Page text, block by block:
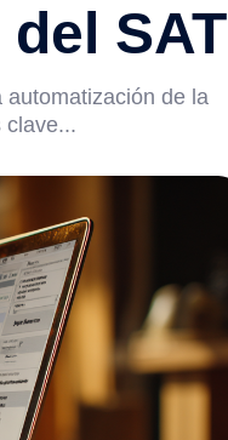
SAT
automatización de la
clave...